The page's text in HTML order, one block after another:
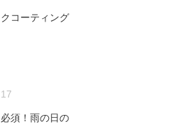
コーティング
須！雨の日の